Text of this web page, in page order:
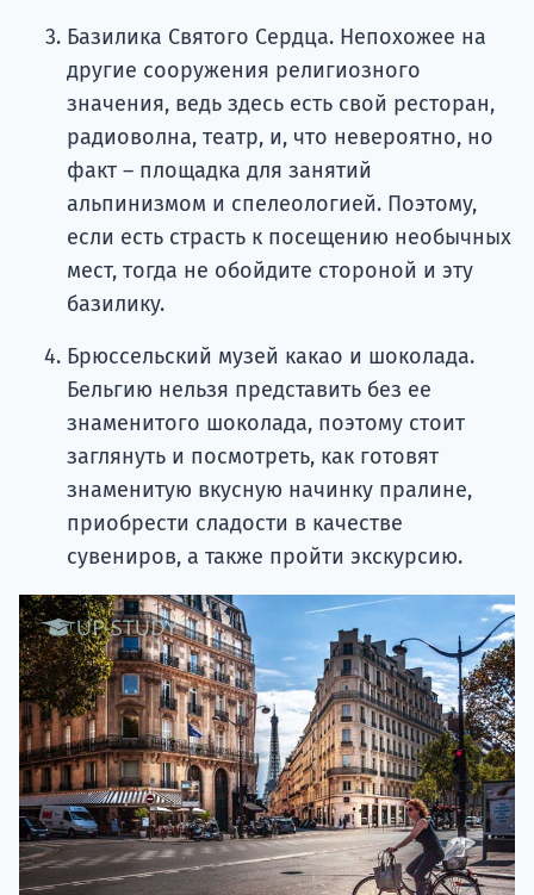
Базилика Святого Сердца. Непохожее на
другие сооружения религиозного
значения, ведь здесь есть свой ресторан,
радиоволна, театр, и, что невероятно, но
факт – площадка для занятий
альпинизмом и спелеологией. Поэтому,
если есть страсть к посещению необычных
мест, тогда не обойдите стороной и эту
базилику.
Брюссельский музей какао и шоколада.
Бельгию нельзя представить без ее
знаменитого шоколада, поэтому стоит
заглянуть и посмотреть, как готовят
знаменитую вкусную начинку пралине,
приобрести сладости в качестве
сувениров, а также пройти экскурсию.